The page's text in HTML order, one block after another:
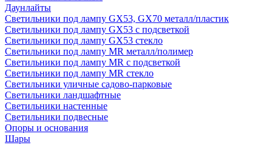
Даунлайты
Светильники под лампу GX53, GX70 металл/пластик
Светильники под лампу GX53 с подсветкой
Светильники под лампу GX53 стекло
Светильники под лампу MR металл/полимер
Светильники под лампу MR с подсветкой
Светильники под лампу MR стекло
Светильники уличные садово-парковые
Светильники ландшафтные
Светильники настенные
Светильники подвесные
Опоры и основания
Шары